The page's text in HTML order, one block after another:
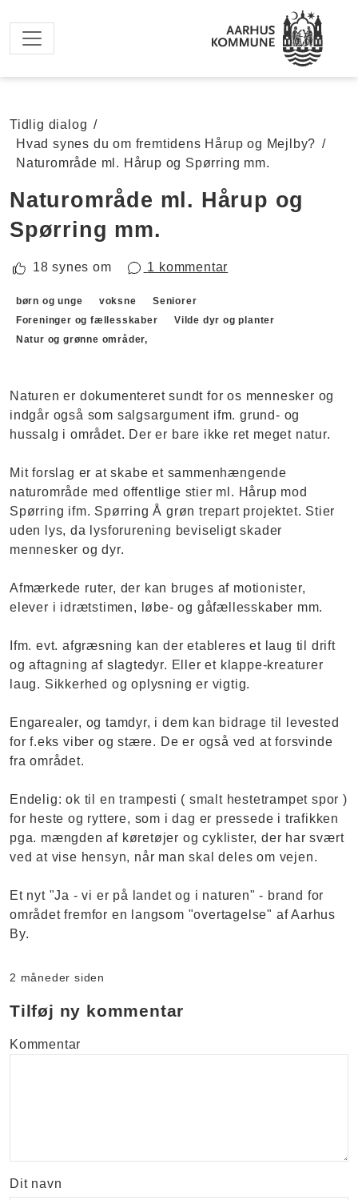
Tidlig dialog /
Hvad synes du om fremtidens Hårup og Mejlby? /
Naturområde ml. Hårup og Spørring mm.
Naturområde ml. Hårup og
Spørring mm.
18 synes om 1 kommentar
Forslagskategorier
børn og unge voksne
Seniorer
Foreninger og fællesskaber
Vilde dyr og planter
Natur og grønne områder,
Naturen er dokumenteret sundt for os mennesker og
indgår også som salgsargument ifm. grund- og
hussalg i området. Der er bare ikke ret meget natur.
Mit forslag er at skabe et sammenhængende
naturområde med offentlige stier ml. Hårup mod
Spørring ifm. Spørring Å grøn trepart projektet. Stier
uden lys, da lysforurening beviseligt skader
mennesker og dyr.
Afmærkede ruter, der kan bruges af motionister,
elever i idrætstimen, løbe- og gåfællesskaber mm.
Ifm. evt. afgræsning kan der etableres et laug til drift
og aftagning af slagtedyr. Eller et klappe-kreaturer
laug. Sikkerhed og oplysning er vigtig.
Engarealer, og tamdyr, i dem kan bidrage til levested
for f.eks viber og stære. De er også ved at forsvinde
fra området.
Endelig: ok til en trampesti ( smalt hestetrampet spor )
for heste og ryttere, som i dag er pressede i trafikken
pga. mængden af køretøjer og cyklister, der har svært
ved at vise hensyn, når man skal deles om vejen.
Et nyt "Ja - vi er på landet og i naturen" - brand for
området fremfor en langsom "overtagelse" af Aarhus
By.
2 måneder siden
Tilføj ny kommentar
Kommentar
Dit navn